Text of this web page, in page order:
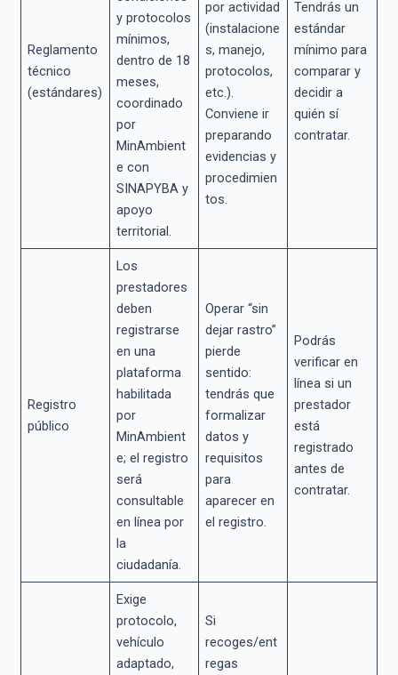
Reglamento
técnico
(estándares)
y protocolos
mínimos,
dentro de 18
meses,
coordinado
por
MinAmbient
e con
SINAPYBA y
apoyo
territorial.
por actividad
(instalacione
s, manejo,
protocolos,
etc.).
Conviene ir
preparando
evidencias y
procedimien
tos.
Tendrás un
estándar
mínimo para
comparar y
decidir a
quién sí
contratar.
Registro
público
Los
prestadores
deben
registrarse
en una
plataforma
habilitada
por
MinAmbient
e; el registro
será
consultable
en línea por
la
ciudadanía.
Operar “sin
dejar rastro”
pierde
sentido:
tendrás que
formalizar
datos y
requisitos
para
aparecer en
el registro.
Podrás
verificar en
línea si un
prestador
está
registrado
antes de
contratar.
Exige
protocolo,
vehículo
adaptado,
Si
recoges/ent
regas